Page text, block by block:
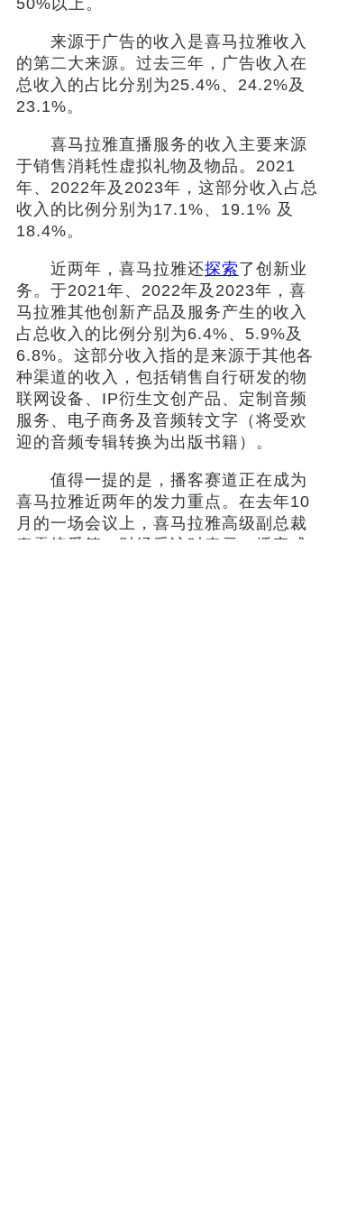
50%以上。
来源于广告的收入是喜马拉雅收入
的第二大来源。过去三年，广告收入在
总收入的占比分别为25.4%、24.2%及
23.1%。
喜马拉雅直播服务的收入主要来源
于销售消耗性虚拟礼物及物品。2021
年、2022年及2023年，这部分收入占总
收入的比例分别为17.1%、19.1% 及
18.4%。
近两年，喜马拉雅还探索了创新业
务。于2021年、2022年及2023年，喜
马拉雅其他创新产品及服务产生的收入
占总收入的比例分别为6.4%、5.9%及
6.8%。这部分收入指的是来源于其他各
种渠道的收入，包括销售自行研发的物
联网设备、IP衍生文创产品、定制音频
服务、电子商务及音频转文字（将受欢
迎的音频专辑转换为出版书籍）。
值得一提的是，播客赛道正在成为
喜马拉雅近两年的发力重点。在去年10
月的一场会议上，喜马拉雅高级副总裁
秦雷接受第一财经采访时表示，播客成